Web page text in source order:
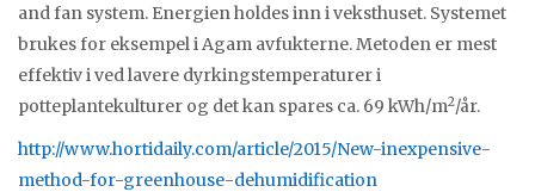
and fan system. Energien holdes inn i veksthuset. Systemet
brukes for eksempel i Agam avfukterne. Metoden er mest
effektiv i ved lavere dyrkingstemperaturer i
potteplantekulturer og det kan spares ca. 69 kWh/m2/år.
http://www.hortidaily.com/article/2015/New-inexpensive-
method-for-greenhouse-dehumidification